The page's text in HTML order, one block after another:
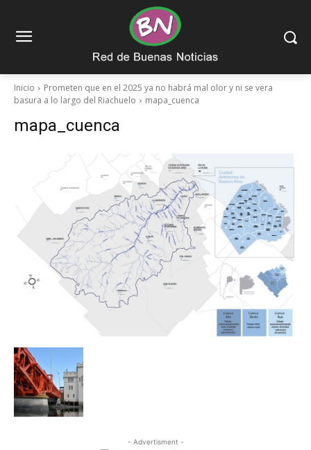
Inicio
Prometen que en el 2025 ya no habrá mal olor y ni se vera
basura a lo largo del Riachuelo
mapa_cuenca
mapa_cuenca
- Advertisment -